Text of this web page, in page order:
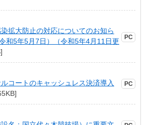
拡大防止の対応についてのお知ら
和5年5月7日）（令和5年4月11日更
ルコートのキャッシュレス決済導入